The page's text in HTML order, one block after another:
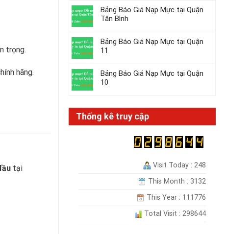
trọng.
hãng.
tại
Bảng Báo Giá Nạp Mực tại Quận
Tân Bình
Bảng Báo Giá Nạp Mực tại Quận
11
Bảng Báo Giá Nạp Mực tại Quận
10
Thống kê truy cập
Visit Today : 248
This Month : 3132
This Year : 111776
Total Visit : 298644